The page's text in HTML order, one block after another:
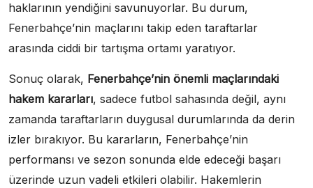
haklarının yendiğini savunuyorlar. Bu durum,
Fenerbahçe’nin maçlarını takip eden taraftarlar
arasında ciddi bir tartışma ortamı yaratıyor.
Sonuç olarak, Fenerbahçe’nin önemli maçlarındaki
hakem kararları, sadece futbol sahasında değil, aynı
zamanda taraftarların duygusal durumlarında da derin
izler bırakıyor. Bu kararların, Fenerbahçe’nin
performansı ve sezon sonunda elde edeceği başarı
üzerinde uzun vadeli etkileri olabilir. Hakemlerin